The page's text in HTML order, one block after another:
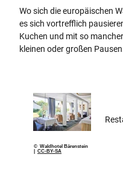
Wo sich die europäischen
es sich vortrefflich
Kuchen und mit so
kleinen oder großen
© Waldhotel Bärenstein
CC-BY-SA